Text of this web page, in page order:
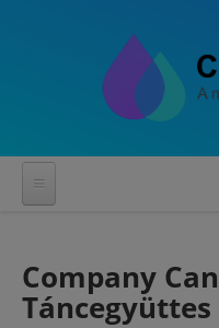
Company
Táncegyüttes